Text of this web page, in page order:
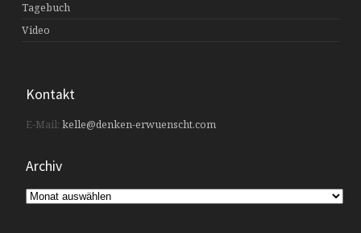
Tagebuch
Video
Kontakt
E-Mail:kelle@denken-erwuenscht.com
Archiv
Archiv